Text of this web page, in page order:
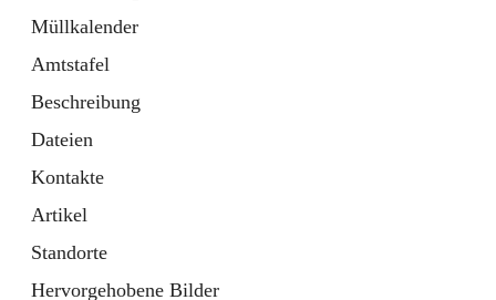
Müllkalender
Amtstafel
Beschreibung
Dateien
Kontakte
Artikel
Standorte
Hervorgehobene Bilder